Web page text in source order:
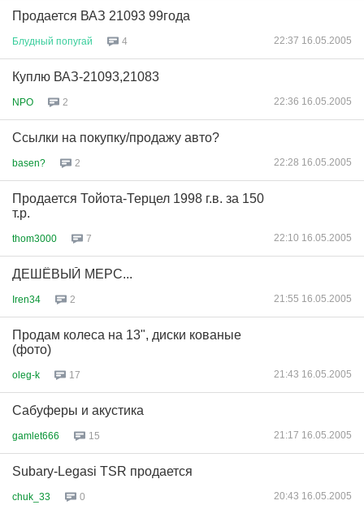
Продается ВАЗ 21093 99года
Блудный попугай 4 22:37 16.05.2005
Куплю ВАЗ-21093,21083
NPO 2 22:36 16.05.2005
Ссылки на покупку/продажу авто?
basen? 2 22:28 16.05.2005
Продается Тойота-Терцел 1998 г.в. за 150
т.р.
thom3000 7 22:10 16.05.2005
ДЕШЁВЫЙ МЕРС...
Iren34 2 21:55 16.05.2005
Продам колеса на 13", диски кованые
(фото)
oleg-k 17 21:43 16.05.2005
Сабуферы и акустика
gamlet666 15 21:17 16.05.2005
Subary-Legasi TSR продается
chuk_33 0 20:43 16.05.2005